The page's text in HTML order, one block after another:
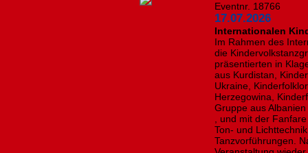
Eventnr. 18766
17.07.2026
Internationalen
Im Rahmen des
die
präsentierten in
aus Kurdistan,
Ukraine,
Herzegowina,
Gruppe aus
, und mit der
Ton- und
Tanzvorführungen.